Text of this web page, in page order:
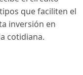
que faciliten el
inversión en
cotidiana.